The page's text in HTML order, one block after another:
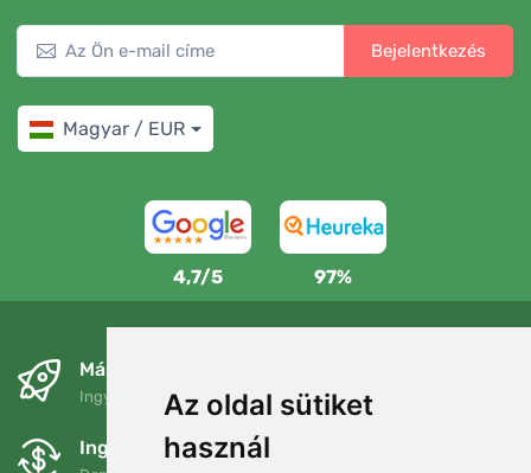
Az oldal sütiket
használ
Bejelentkezés
Magyar / EUR
4,7/5 97%
Másnapra és ingyenesen
Ingyenes szállítás a következő összeg felett: 80 EUR
Ingyenes csere és visszaküldés